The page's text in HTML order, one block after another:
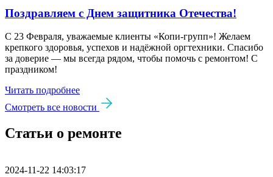
Поздравляем с Днем защитника Отечества!
С 23 Февраля, уважаемые клиенты «Копи‑групп»! Желаем
крепкого здоровья, успехов и надёжной оргтехники. Спасибо
за доверие — мы всегда рядом, чтобы помочь с ремонтом! С
праздником!
Читать подробнее
Смотреть все новости
Статьи о ремонте
2024-11-22 14:03:17